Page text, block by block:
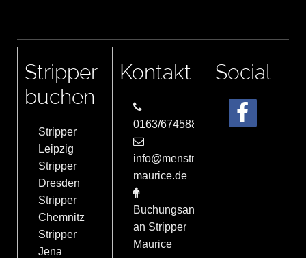
Stripper
buchen
Stripper
Leipzig
Stripper
Dresden
Stripper
Chemnitz
Stripper
Jena
Kontakt
0163/6745884
info@menstrip-
maurice.de
Buchungsanfrage
an Stripper
Maurice
Social